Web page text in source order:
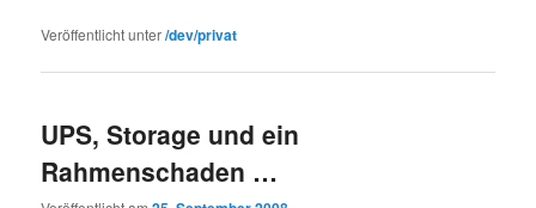
Veröffentlicht unter/dev/privat
UPS, Storage und ein
Rahmenschaden …